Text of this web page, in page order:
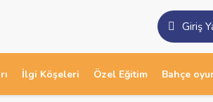
Giriş
İlgi Köşeleri Özel Eğitim Bahçe